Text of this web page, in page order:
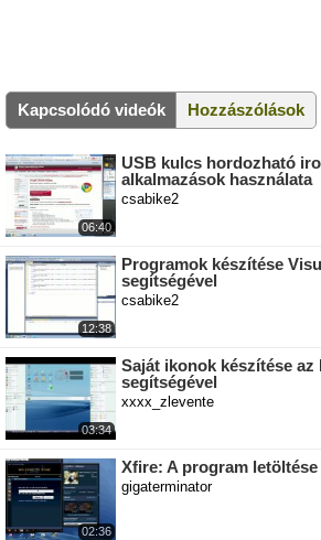
Kapcsolódó videók Hozzászólások
06:40
USB kulcs hordozható
alkalmazások használata
csabike2
12:38
Programok készítése
segítségével
csabike2
03:34
Saját ikonok készítése
segítségével
xxxx_zlevente
02:36
Xfire: A program
gigaterminator